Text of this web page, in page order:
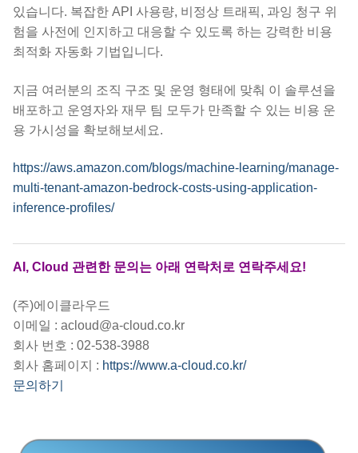
있습니다. 복잡한 API 사용량, 비정상 트래픽, 과잉 청구 위
험을 사전에 인지하고 대응할 수 있도록 하는 강력한 비용
최적화 자동화 기법입니다.
지금 여러분의 조직 구조 및 운영 형태에 맞춰 이 솔루션을
배포하고 운영자와 재무 팀 모두가 만족할 수 있는 비용 운
용 가시성을 확보해보세요.
https://aws.amazon.com/blogs/machine-learning/manage-
multi-tenant-amazon-bedrock-costs-using-application-
inference-profiles/
AI, Cloud 관련한 문의는 아래 연락처로 연락주세요!
(주)에이클라우드
이메일 : acloud@a-cloud.co.kr
회사 번호 : 02-538-3988
회사 홈페이지 : https://www.a-cloud.co.kr/
문의하기